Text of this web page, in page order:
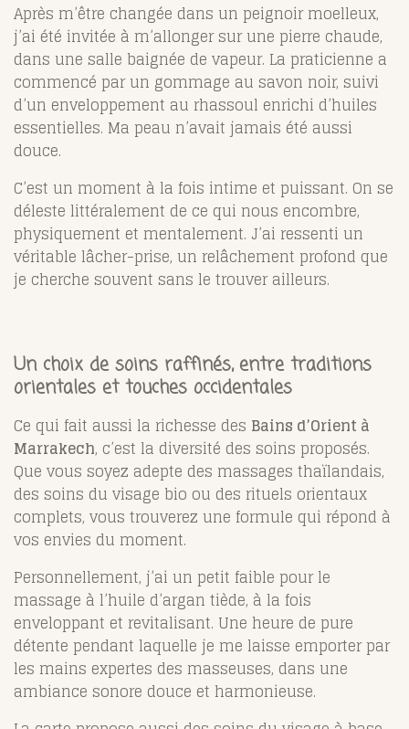
Après m’être changée dans un peignoir moelleux,
j’ai été invitée à m’allonger sur une pierre chaude,
dans une salle baignée de vapeur. La praticienne a
commencé par un gommage au savon noir, suivi
d’un enveloppement au rhassoul enrichi d’huiles
essentielles. Ma peau n’avait jamais été aussi
douce.
C’est un moment à la fois intime et puissant. On se
déleste littéralement de ce qui nous encombre,
physiquement et mentalement. J’ai ressenti un
véritable lâcher-prise, un relâchement profond que
je cherche souvent sans le trouver ailleurs.
Un choix de soins raffinés, entre traditions
orientales et touches occidentales
Ce qui fait aussi la richesse des Bains d’Orient à
Marrakech, c’est la diversité des soins proposés.
Que vous soyez adepte des massages thaïlandais,
des soins du visage bio ou des rituels orientaux
complets, vous trouverez une formule qui répond à
vos envies du moment.
Personnellement, j’ai un petit faible pour le
massage à l’huile d’argan tiède, à la fois
enveloppant et revitalisant. Une heure de pure
détente pendant laquelle je me laisse emporter par
les mains expertes des masseuses, dans une
ambiance sonore douce et harmonieuse.